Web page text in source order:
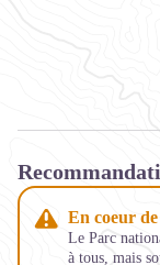
En coeur
Le Parc
à tous, mais